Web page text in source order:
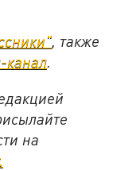
, также
канал.
на